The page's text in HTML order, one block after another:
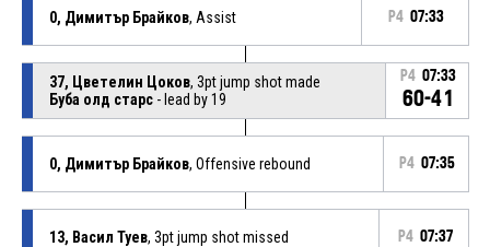
0, Димитър Брайков, Assist P4 07:33
37, Цветелин Цоков, 3pt jump shot made
Буба олд старс- lead by 19
P4 07:33
60-41
0, Димитър Брайков, Offensive rebound P4 07:35
13, Васил Туев, 3pt jump shot missed P4 07:37